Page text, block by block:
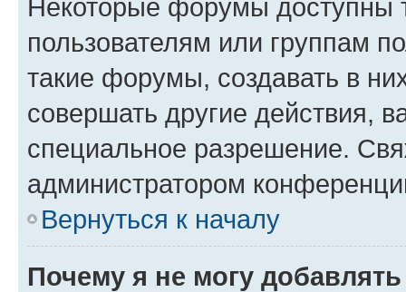
Некоторые форумы доступны
пользователям или группам
такие форумы, создавать в
совершать другие действия,
специальное разрешение.
администратором
Вернуться к началу
Почему я не могу